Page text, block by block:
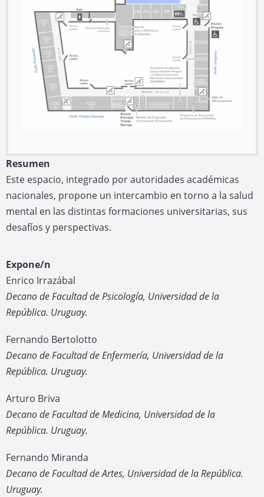
Resumen
Este espacio, integrado por autoridades académicas
nacionales, propone un intercambio en torno a la salud
mental en las distintas formaciones universitarias, sus
desafíos y perspectivas.
Expone/n
Enrico Irrazábal
Decano de Facultad de Psicología, Universidad de la
República. Uruguay.
Fernando Bertolotto
Decano de Facultad de Enfermería, Universidad de la
República. Uruguay.
Arturo Briva
Decano de Facultad de Medicina, Universidad de la
República. Uruguay.
Fernando Miranda
Decano de Facultad de Artes, Universidad de la República.
Uruguay.